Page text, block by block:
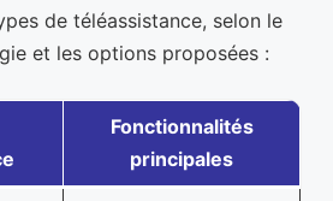
de téléassistance, selon le
et les options proposées :
Fonctionnalités
principales